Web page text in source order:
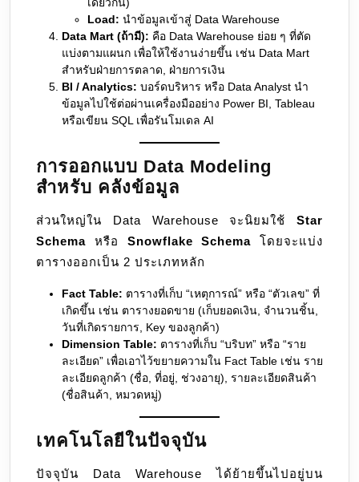
เดียวกัน)
Load: นำข้อมูลเข้าสู่ Data Warehouse
Data Mart (ถ้ามี): คือ Data Warehouse ย่อย ๆ ที่ตัด
แบ่งตามแผนก เพื่อให้ใช้งานง่ายขึ้น เช่น Data Mart
สำหรับฝ่ายการตลาด, ฝ่ายการเงิน
BI / Analytics: บอร์ดบริหาร หรือ Data Analyst นำ
ข้อมูลไปใช้ต่อผ่านเครื่องมืออย่าง Power BI, Tableau
หรือเขียน SQL เพื่อรันโมเดล AI
การออกแบบ Data Modeling
สำหรับ คลังข้อมูล
ส่วนใหญ่ใน Data Warehouse จะนิยมใช้ Star
Schema หรือ Snowflake Schema โดยจะแบ่ง
ตารางออกเป็น 2 ประเภทหลัก
Fact Table: ตารางที่เก็บ “เหตุการณ์” หรือ “ตัวเลข” ที่
เกิดขึ้น เช่น ตารางยอดขาย (เก็บยอดเงิน, จำนวนชิ้น,
วันที่เกิดรายการ, Key ของลูกค้า)
Dimension Table: ตารางที่เก็บ “บริบท” หรือ “ราย
ละเอียด” เพื่อเอาไว้ขยายความใน Fact Table เช่น ราย
ละเอียดลูกค้า (ชื่อ, ที่อยู่, ช่วงอายุ), รายละเอียดสินค้า
(ชื่อสินค้า, หมวดหมู่)
เทคโนโลยีในปัจจุบัน
ปัจจุบัน Data Warehouse ได้ย้ายขึ้นไปอยู่บน